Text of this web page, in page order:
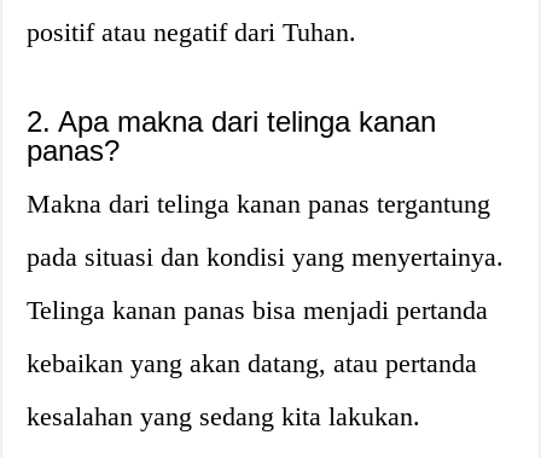
positif atau negatif dari Tuhan.
2. Apa makna dari telinga kanan
panas?
Makna dari telinga kanan panas tergantung
pada situasi dan kondisi yang menyertainya.
Telinga kanan panas bisa menjadi pertanda
kebaikan yang akan datang, atau pertanda
kesalahan yang sedang kita lakukan.